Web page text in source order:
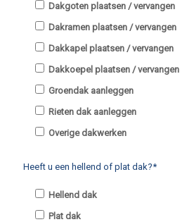
Dakgoten plaatsen / vervangen
Dakramen plaatsen / vervangen
Dakkapel plaatsen / vervangen
Dakkoepel plaatsen / vervangen
Groendak aanleggen
Rieten dak aanleggen
Overige dakwerken
Heeft u een hellend of plat dak?*
Hellend dak
Plat dak